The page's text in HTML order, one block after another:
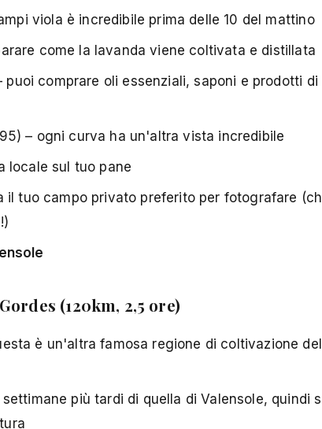
viola è incredibile prima delle 10 del mattino
come la lavanda viene coltivata e distillata
comprare oli essenziali, saponi e prodotti di
– ogni curva ha un'altra vista incredibile
locale sul tuo pane
tuo campo privato preferito per fotografare
(120km, 2,5 ore)
è un'altra famosa regione di coltivazione
più tardi di quella di Valensole, quindi